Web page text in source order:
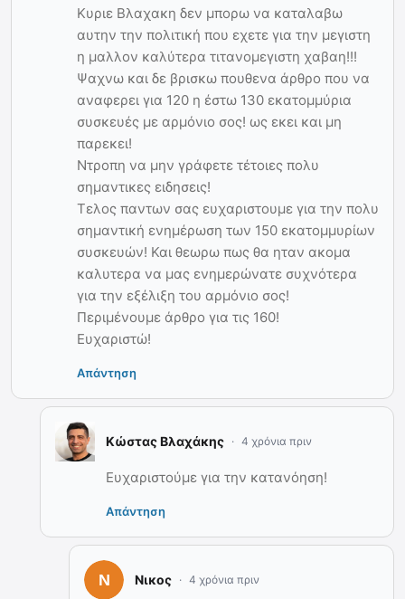
Κυριε Βλαχακη δεν μπορω να καταλαβω
αυτην την πολιτική που εχετε για την μεγιστη
η μαλλον καλύτερα τιτανομεγιστη χαβαη!!!
Ψαχνω και δε βρισκω πουθενα άρθρο που να
αναφερει για 120 η έστω 130 εκατομμύρια
συσκευές με αρμόνιο σος! ως εκει και μη
παρεκει!
Ντροπη να μην γράφετε τέτοιες πολυ
σημαντικες ειδησεις!
Τελος παντων σας ευχαριστουμε για την πολυ
σημαντική ενημέρωση των 150 εκατομμυρίων
συσκευών! Και θεωρω πως θα ηταν ακομα
καλυτερα να μας ενημερώνατε συχνότερα
για την εξέλιξη του αρμόνιο σος!
Περιμένουμε άρθρο για τις 160!
Ευχαριστώ!
Απάντηση
Κώστας Βλαχάκης 4 χρόνια πριν
Ευχαριστούμε για την κατανόηση!
Απάντηση
Νικος 4 χρόνια πριν